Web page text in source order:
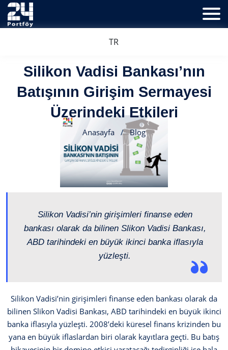
TR
Silikon Vadisi Bankası’nın
Batışının Girişim Sermayesi
Üzerindeki Etkileri
Anasayfa / Blog
Silikon Vadisi’nin girişimleri finanse eden
bankası olarak da bilinen Slikon Vadisi Bankası,
ABD tarihindeki en büyük ikinci banka iflasıyla
yüzleşti.
Silikon Vadisi’nin girişimleri finanse eden bankası olarak da
bilinen Slikon Vadisi Bankası, ABD tarihindeki en büyük ikinci
banka iflasıyla yüzleşti. 2008’deki küresel finans krizinden bu
yana en büyük iflaslardan biri olarak kayıtlara geçti. Bu batış